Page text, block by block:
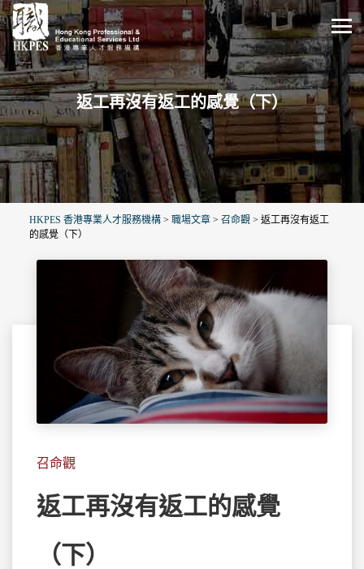
返工再沒有返工的感覺（下）
HKPES 香港專業人才服務機構 > 職場文章 > 召命觀 > 返工再沒有返工
的感覺（下）
召命觀
返工再沒有返工的感覺
（下）